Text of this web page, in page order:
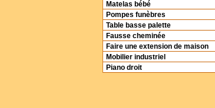
Matelas bébé
Pompes funèbres
Table basse palette
Fausse cheminée
Faire une extension de maison
Mobilier industriel
Piano droit